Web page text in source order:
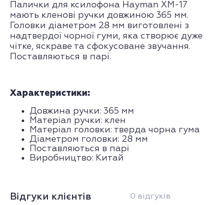
Палички для ксилофона Hayman XM-17
мають кленові ручки довжиною 365 мм.
Головки діаметром 28 мм виготовлені з
надтвердої чорної гуми, яка створює дуже
чітке, яскраве та сфокусоване звучання.
Поставляються в парі.
Характеристики:
Довжина ручки: 365 мм
Матеріал ручки: клен
Матеріал головки: тверда чорна гума
Діаметром головки: 28 мм
Поставляються в парі
Виробництво: Китай
Відгуки клієнтів 0 відгуків